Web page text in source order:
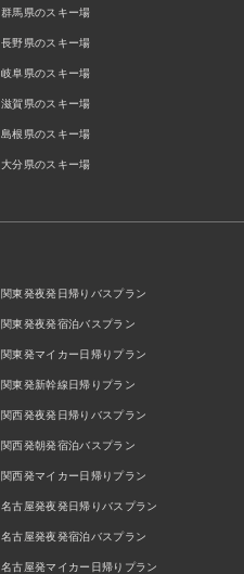
群馬県のスキー場
長野県のスキー場
岐阜県のスキー場
滋賀県のスキー場
島根県のスキー場
大分県のスキー場
関東発夜発日帰りバスプラン
関東発夜発宿泊バスプラン
関東発マイカー日帰りプラン
関東発新幹線日帰りプラン
関西発夜発日帰りバスプラン
関西発朝発宿泊バスプラン
関西発マイカー日帰りプラン
名古屋発夜発日帰りバスプラン
名古屋発夜発宿泊バスプラン
名古屋発マイカー日帰りプラン